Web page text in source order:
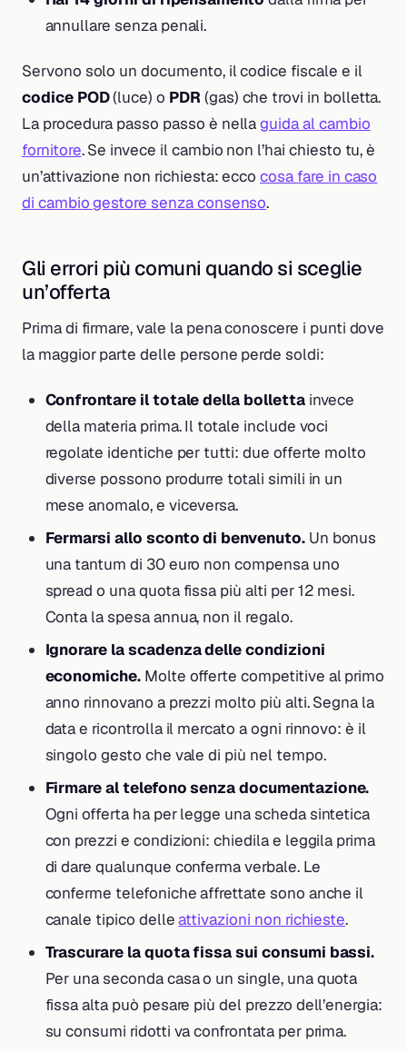
annullare senza penali.
Servono solo un documento, il codice fiscale e il
codice POD(luce) o PDR (gas) che trovi in bolletta.
La procedura passo passo è nellaguida al cambio
fornitore. Se invece il cambio non l’hai chiesto tu, è
un’attivazione non richiesta: eccocosa fare in caso
di cambio gestore senza consenso.
Gli errori più comuni quando si sceglie
un’offerta
Prima di firmare, vale la pena conoscere i punti dove
la maggior parte delle persone perde soldi:
Confrontare il totale della bollettainvece
della materia prima. Il totale include voci
regolate identiche per tutti: due offerte molto
diverse possono produrre totali simili in un
mese anomalo, e viceversa.
Fermarsi allo sconto di benvenuto.Un bonus
una tantum di 30 euro non compensa uno
spread o una quota fissa più alti per 12 mesi.
Conta la spesa annua, non il regalo.
Ignorare la scadenza delle condizioni
economiche.Molte offerte competitive al primo
anno rinnovano a prezzi molto più alti. Segna la
data e ricontrolla il mercato a ogni rinnovo: è il
singolo gesto che vale di più nel tempo.
Firmare al telefono senza documentazione.
Ogni offerta ha per legge una scheda sintetica
con prezzi e condizioni: chiedila e leggila prima
di dare qualunque conferma verbale. Le
conferme telefoniche affrettate sono anche il
canale tipico delleattivazioni non richieste.
Trascurare la quota fissa sui consumi bassi.
Per una seconda casa o un single, una quota
fissa alta può pesare più del prezzo dell’energia:
su consumi ridotti va confrontata per prima.